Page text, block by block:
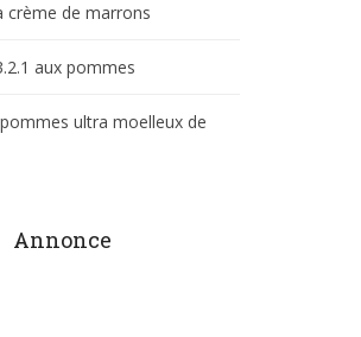
crème de marrons
aux pommes
ultra moelleux de
Annonce